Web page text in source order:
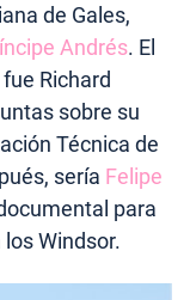
de Gales,
Andrés. El
Richard
sobre su
Técnica de
sería Felipe
para
Windsor.